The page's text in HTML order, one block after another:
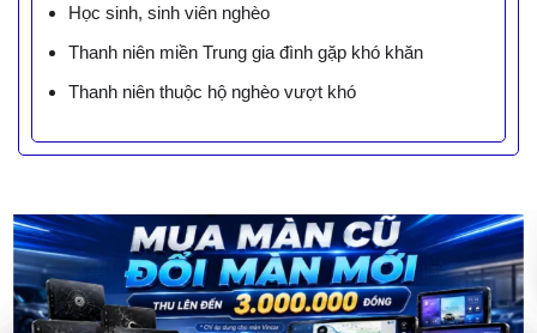
Học sinh, sinh viên nghèo
Thanh niên miền Trung gia đình gặp khó khăn
Thanh niên thuộc hộ nghèo vượt khó